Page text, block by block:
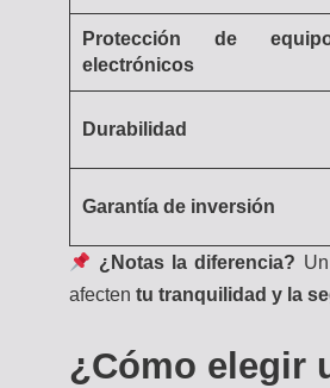
Protección de
electrónicos
Durabilidad
Garantía de inversión
¿Notas la diferencia?
afecten tu tranquilidad y la
¿Cómo elegir